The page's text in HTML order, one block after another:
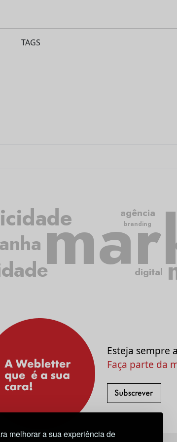
melhorar a sua experiência de
TAGS
agência
digital
branding
Esteja sempre
Faça parte da